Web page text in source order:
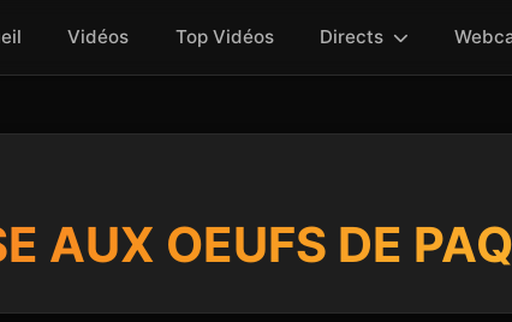
Vidéos Top Vidéos Directs
AUX OEUFS DE